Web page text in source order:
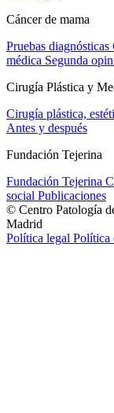
Cáncer de mama
Pruebas diagnósticas
médica Segunda
Cirugía Plástica y
Cirugía plástica,
Antes y después
Fundación Tejerina
Fundación Tejerina
social Publicaciones
© Centro Patología
Madrid
Política legal Política